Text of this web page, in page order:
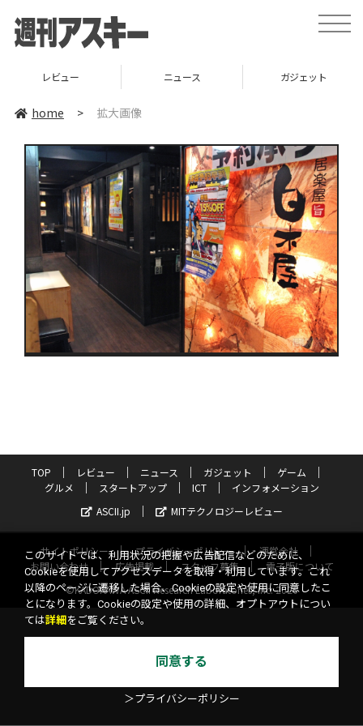
toggle
レビュー ニュース ガジェット
home > 拡大画像
TOP レビュー ニュース ガジェット
ゲーム
グルメ
スタートアップ ICT
インフォメーション
ASCII.jp
MITテクノロジーレビュー
サイトポリシー プライバシーポリシー
運営会社
お問い合わせ
広告掲載 スタッフ募集
電子版について
©KADOKAWA ASCII Research Laboratories, Inc. 2026
このサイトでは、利用状況の把握や広告配信などのために、
Cookieを使用してアクセスデータを取得・利用しています。これ
以降のページに遷移した場合、Cookieの設定や使用に同意したこ
とになります。Cookieの設定や使用の詳細、オプトアウトについ
ては詳細 をご覧ください。
同意する
＞プライバシーポリシー